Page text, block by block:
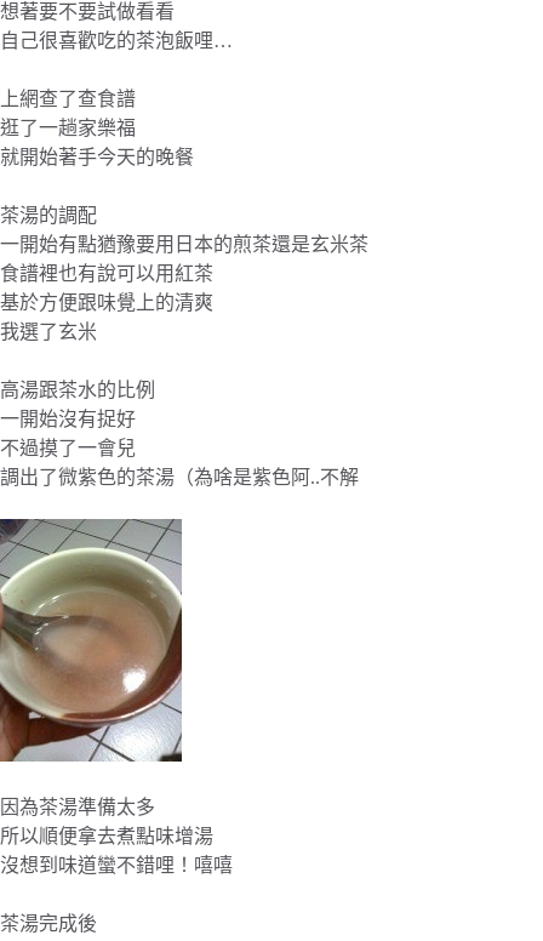
想著要不要試做看看
自己很喜歡吃的茶泡飯哩…
上網查了查食譜
逛了一趟家樂福
就開始著手今天的晚餐
茶湯的調配
一開始有點猶豫要用日本的煎茶還是玄米茶
食譜裡也有說可以用紅茶
基於方便跟味覺上的清爽
我選了玄米
高湯跟茶水的比例
一開始沒有捉好
不過摸了一會兒
調出了微紫色的茶湯（為啥是紫色阿..不解
因為茶湯準備太多
所以順便拿去煮點味增湯
沒想到味道蠻不錯哩！嘻嘻
茶湯完成後